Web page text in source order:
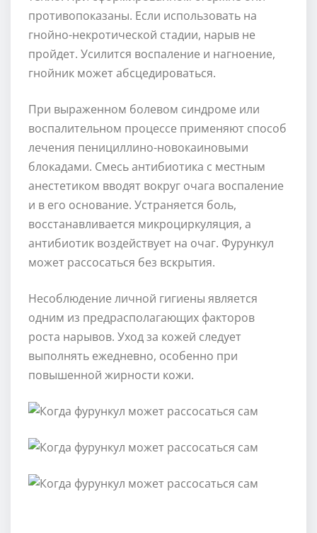
противопоказаны. Если использовать на
гнойно-некротической стадии, нарыв не
пройдет. Усилится воспаление и нагноение,
гнойник может абсцедироваться.
При выраженном болевом синдроме или
воспалительном процессе применяют способ
лечения пенициллино-новокаиновыми
блокадами. Смесь антибиотика с местным
анестетиком вводят вокруг очага воспаление
и в его основание. Устраняется боль,
восстанавливается микроциркуляция, а
антибиотик воздействует на очаг. Фурункул
может рассосаться без вскрытия.
Несоблюдение личной гигиены является
одним из предрасполагающих факторов
роста нарывов. Уход за кожей следует
выполнять ежедневно, особенно при
повышенной жирности кожи.